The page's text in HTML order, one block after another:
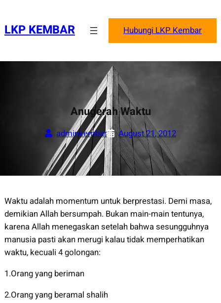
content
LKP KEMBAR Hubungi LKP Kembar
Anugerah Waktu
adminkembar August 21, 2012
Waktu adalah momentum untuk berprestasi. Demi masa,
demikian Allah bersumpah. Bukan main-main tentunya,
karena Allah menegaskan setelah bahwa sesungguhnya
manusia pasti akan merugi kalau tidak memperhatikan
waktu, kecuali 4 golongan:
1.Orang yang beriman
2.Orang yang beramal shalih